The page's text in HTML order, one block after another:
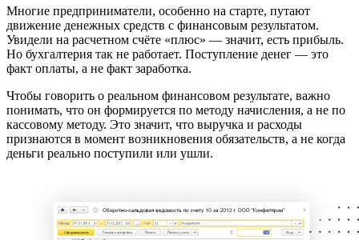
Многие предприниматели, особенно на старте, путают
движение денежных средств с финансовым результатом.
Увидели на расчетном счёте «плюс» — значит, есть прибыль.
Но бухгалтерия так не работает. Поступление денег — это
факт оплаты, а не факт заработка.
Чтобы говорить о реальном финансовом результате, важно
понимать, что он формируется по методу начисления, а не по
кассовому методу. Это значит, что выручка и расходы
признаются в момент возникновения обязательств, а не когда
деньги реально поступили или ушли.